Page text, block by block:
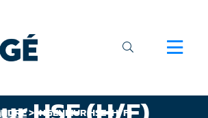
> INGÉNIEUR HSE (H/F)